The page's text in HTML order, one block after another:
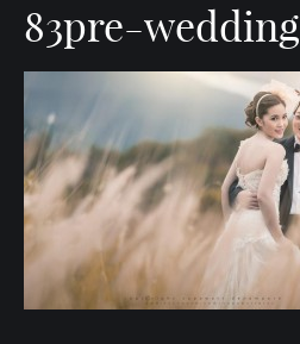
83pre-wedding